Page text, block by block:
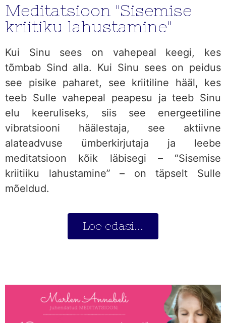
Meditatsioon "Sisemise
kriitiku lahustamine"
Kui Sinu sees on vahepeal keegi, kes
tõmbab Sind alla. Kui Sinu sees on peidus
see pisike paharet, see kriitiline hääl, kes
teeb Sulle vahepeal peapesu ja teeb Sinu
elu keeruliseks, siis see energeetiline
vibratsiooni häälestaja, see aktiivne
alateadvuse ümberkirjutaja ja leebe
meditatsioon kõik läbisegi – “Sisemise
kriitiiku lahustamine” – on täpselt Sulle
mõeldud.
Loe edasi...